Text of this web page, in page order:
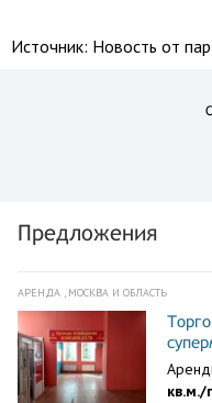
Источник: Новость от
Предложения
АРЕНДА , МОСКВА И ОБЛАСТЬ
кв.м./